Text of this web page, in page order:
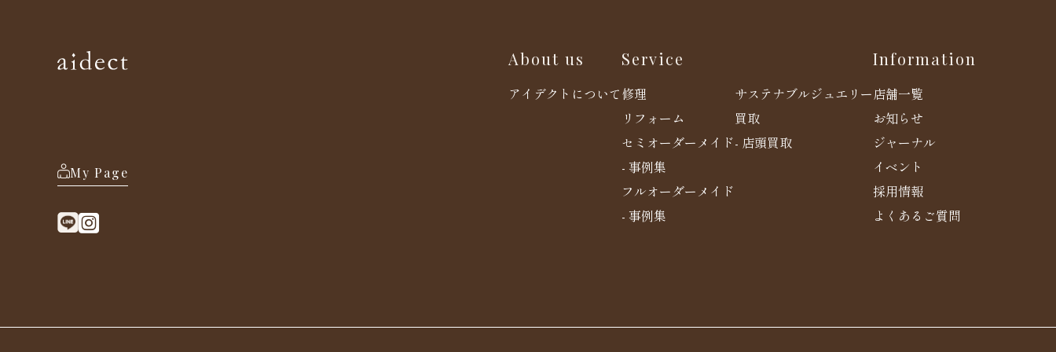
My Page
About us
アイデクトについて
Service
修理
リフォーム
セミオーダーメイド
- 事例集
フルオーダーメイド
- 事例集
サステナブルジュエリー
買取
- 店頭買取
Information
店舗一覧
お知らせ
ジャーナル
イベント
採用情報
よくあるご質問